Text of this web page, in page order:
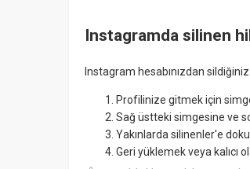
Instagramda silinen
Instagram hesabınızdan
Profilinize gitmek için
Sağ üstteki simgesine ve
Yakınlarda silinenler'e
Geri yüklemek veya kalıcı